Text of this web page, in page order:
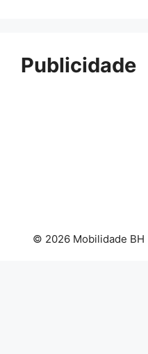
Publicidade
© 2026 Mobilidade BH